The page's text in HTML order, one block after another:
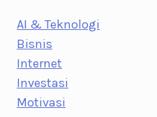
AI & Teknologi
Bisnis
Internet
Investasi
Motivasi